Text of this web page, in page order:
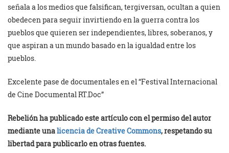
señala a los medios que falsifican, tergiversan, ocultan a quien
obedecen para seguir invirtiendo en la guerra contra los
pueblos que quieren ser independientes, libres, soberanos, y
que aspiran a un mundo basado en la igualdad entre los
pueblos.
Excelente pase de documentales en el “Festival Internacional
de Cine Documental RT.Doc”
Rebelión ha publicado este artículo con el permiso del autor
mediante unalicencia de Creative Commons, respetando su
libertad para publicarlo en otras fuentes.